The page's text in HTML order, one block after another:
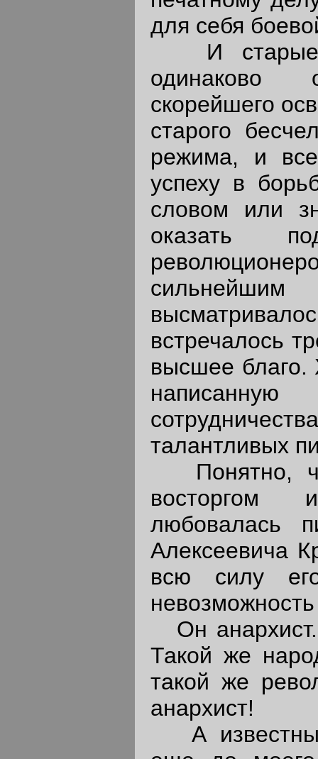
для себя
И старые,
одинаково
скорейшего
старого
режима, и
успеху в
словом или
оказать
встречалось
высшее благо.
талантливых
Понятно,
восторгом
любовалась
Алексеевича
всю силу
Он
Такой же
такой же
анархист!
А